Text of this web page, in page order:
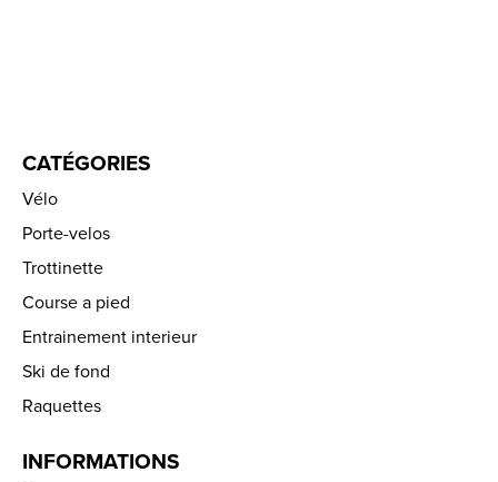
CATÉGORIES
Vélo
Porte-velos
Trottinette
Course a pied
Entrainement interieur
Ski de fond
Raquettes
INFORMATIONS